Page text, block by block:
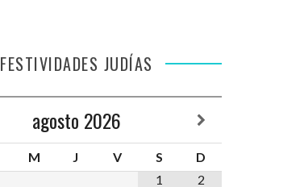
FESTIVIDADES JUDÍAS
agosto 2026
M J V S
D
1
2